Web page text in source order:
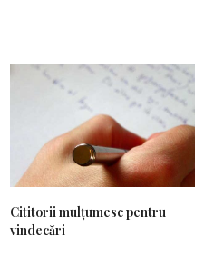
Cititorii mulțumesc pentru
vindecări